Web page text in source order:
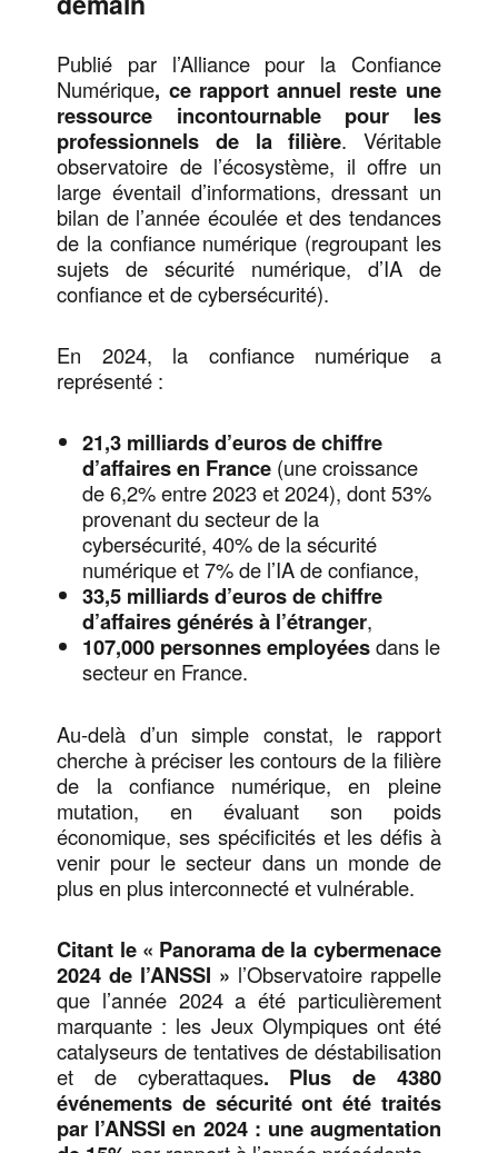
Publié par l’Alliance pour la Confiance
Numérique, ce rapport annuel reste une
ressource incontournable pour les
professionnels de la filière. Véritable
observatoire de l’écosystème, il offre un
large éventail d’informations, dressant un
bilan de l’année écoulée et des tendances
de la confiance numérique (regroupant les
sujets de sécurité numérique, d’IA de
confiance et de cybersécurité).
En 2024, la confiance numérique a
représenté :
21,3 milliards d’euros de chiffre
d’affaires en France (une croissance
de 6,2% entre 2023 et 2024), dont 53%
provenant du secteur de la
cybersécurité, 40% de la sécurité
numérique et 7% de l’IA de confiance,
33,5 milliards d’euros de chiffre
d’affaires générés à l’étranger,
107,000 personnes employéesdans le
secteur en France.
Au-delà d’un simple constat, le rapport
cherche à préciser les contours de la filière
de la confiance numérique, en pleine
mutation, en évaluant son poids
économique, ses spécificités et les défis à
venir pour le secteur dans un monde de
plus en plus interconnecté et vulnérable.
Citant le « Panorama de la cybermenace
2024 de l’ANSSI » l’Observatoire rappelle
que l’année 2024 a été particulièrement
marquante : les Jeux Olympiques ont été
catalyseurs de tentatives de déstabilisation
et de cyberattaques. Plus de 4380
événements de sécurité ont été traités
par l’ANSSI en 2024 : une augmentation